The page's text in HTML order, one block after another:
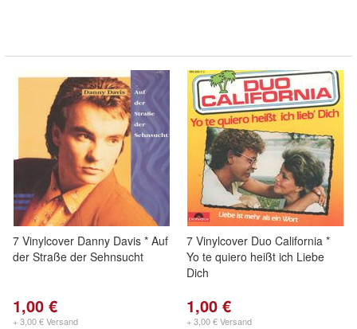
7 Vinylcover Danny Davis * Auf
der Straße der Sehnsucht
1,00 €
+ 3,00 € Versand
7 Vinylcover Duo California *
Yo te quiero heißt ich Liebe
Dich
1,00 €
+ 3,00 € Versand